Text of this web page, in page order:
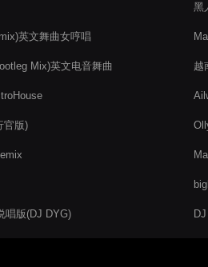
英文舞曲女哼唱
Mix)英文电音舞曲
官版)
唱版(DJ DYG)
黑
越